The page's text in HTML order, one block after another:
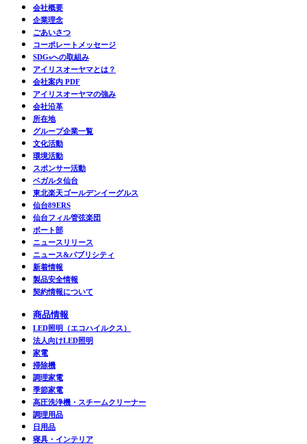
会社概要
企業理念
ごあいさつ
コーポレートメッセージ
SDGsへの取組み
アイリスオーヤマとは？
会社案内 PDF
アイリスオーヤマの強み
会社沿革
所在地
グループ企業一覧
文化活動
環境活動
スポンサー活動
ベガルタ仙台
東北楽天ゴールデンイーグルス
仙台89ERS
仙台フィル管弦楽団
ボート部
ニュースリリース
ニュース&パブリシティ
新着情報
製品安全情報
契約情報について
商品情報
LED照明（エコハイルクス）
法人向けLED照明
家電
掃除機
調理家電
季節家電
高圧洗浄機・スチームクリーナー
調理用品
日用品
寝具・インテリア